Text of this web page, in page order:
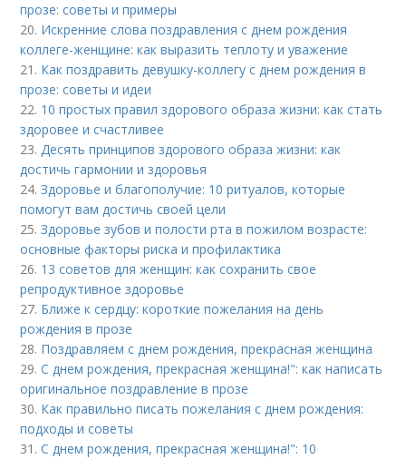
прозе: советы и примеры
20. Искренние слова поздравления с днем рождения
коллеге-женщине: как выразить теплоту и уважение
21. Как поздравить девушку-коллегу с днем рождения в
прозе: советы и идеи
22. 10 простых правил здорового образа жизни: как стать
здоровее и счастливее
23.Десять принципов здорового образа жизни: как
достичь гармонии и здоровья
24.Здоровье и благополучие: 10 ритуалов, которые
помогут вам достичь своей цели
25.Здоровье зубов и полости рта в пожилом возрасте:
основные факторы риска и профилактика
26. 13 советов для женщин: как сохранить свое
репродуктивное здоровье
27. Ближе к сердцу: короткие пожелания на день
рождения в прозе
28. Поздравляем с днем рождения, прекрасная женщина
29.С днем рождения, прекрасная женщина!": как написать
оригинальное поздравление в прозе
30. Как правильно писать пожелания с днем рождения:
подходы и советы
31.С днем рождения, прекрасная женщина!": 10